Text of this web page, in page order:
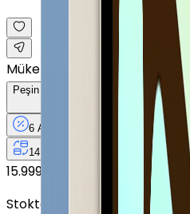
Mükemmel
Peşin Fiyatına 2.100 TL
6 Ay Güvence
14 gün
15.999 TL taksit x
Stokta Yok